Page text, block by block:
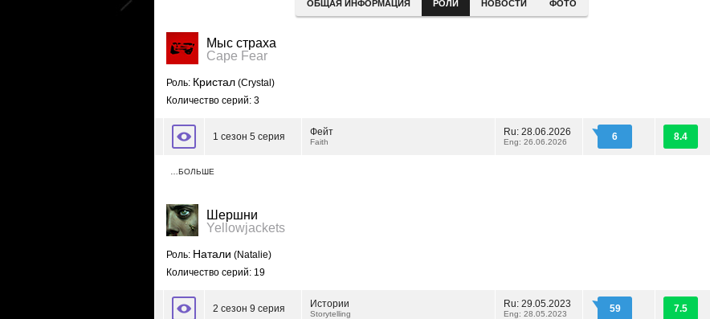
ОБЩАЯ ИНФОРМАЦИЯ РОЛИ НОВОСТИ ФОТО
Мыс страха
Cape Fear
Роль: Кристал (Crystal)
Количество серий: 3
1 сезон 5 серия Фейт
Faith
Ru: 28.06.2026
Eng: 26.06.2026 6 8.4
…БОЛЬШЕ
Шершни
Yellowjackets
Роль: Натали (Natalie)
Количество серий: 19
2 сезон 9 серия Истории
Storytelling
Ru: 29.05.2023
Eng: 28.05.2023 59 7.5